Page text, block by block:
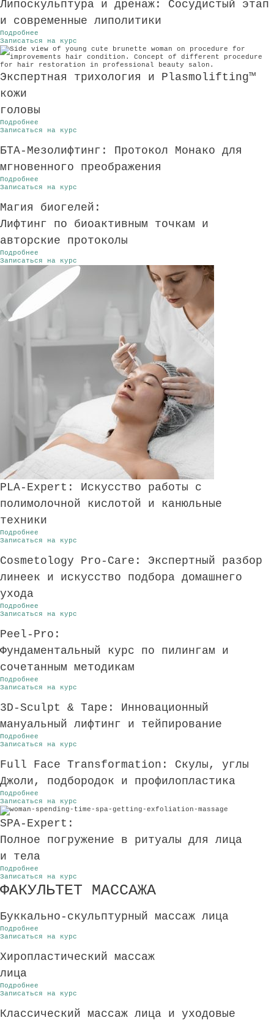
Липоскульптура и дренаж: Сосудистый этап
и современные липолитики
Подробнее
Записаться на курс
Экспертная трихология и Plasmolifting™
кожи
головы
Подробнее
Записаться на курс
БТА-Мезолифтинг: Протокол Монако для
мгновенного преображения
Подробнее
Записаться на курс
Магия биогелей:
Лифтинг по биоактивным точкам и
авторские протоколы
Подробнее
Записаться на курс
PLA-Expert: Искусство работы с
полимолочной кислотой и канюльные
техники
Подробнее
Записаться на курс
Cosmetology Pro-Care: Экспертный разбор
линеек и искусство подбора домашнего
ухода
Подробнее
Записаться на курс
Peel-Pro:
Фундаментальный курс по пилингам и
сочетанным методикам
Подробнее
Записаться на курс
3D-Sculpt & Tape: Инновационный
мануальный лифтинг и тейпирование
Подробнее
Записаться на курс
Full Face Transformation: Скулы, углы
Джоли, подбородок и профилопластика
Подробнее
Записаться на курс
SPA-Expert:
Полное погружение в ритуалы для лица
и тела
Подробнее
Записаться на курс
ФАКУЛЬТЕТ МАССАЖА
Буккально-скульптурный массаж лица
Подробнее
Записаться на курс
Хиропластический массаж
лица
Подробнее
Записаться на курс
Классический массаж лица и уходовые